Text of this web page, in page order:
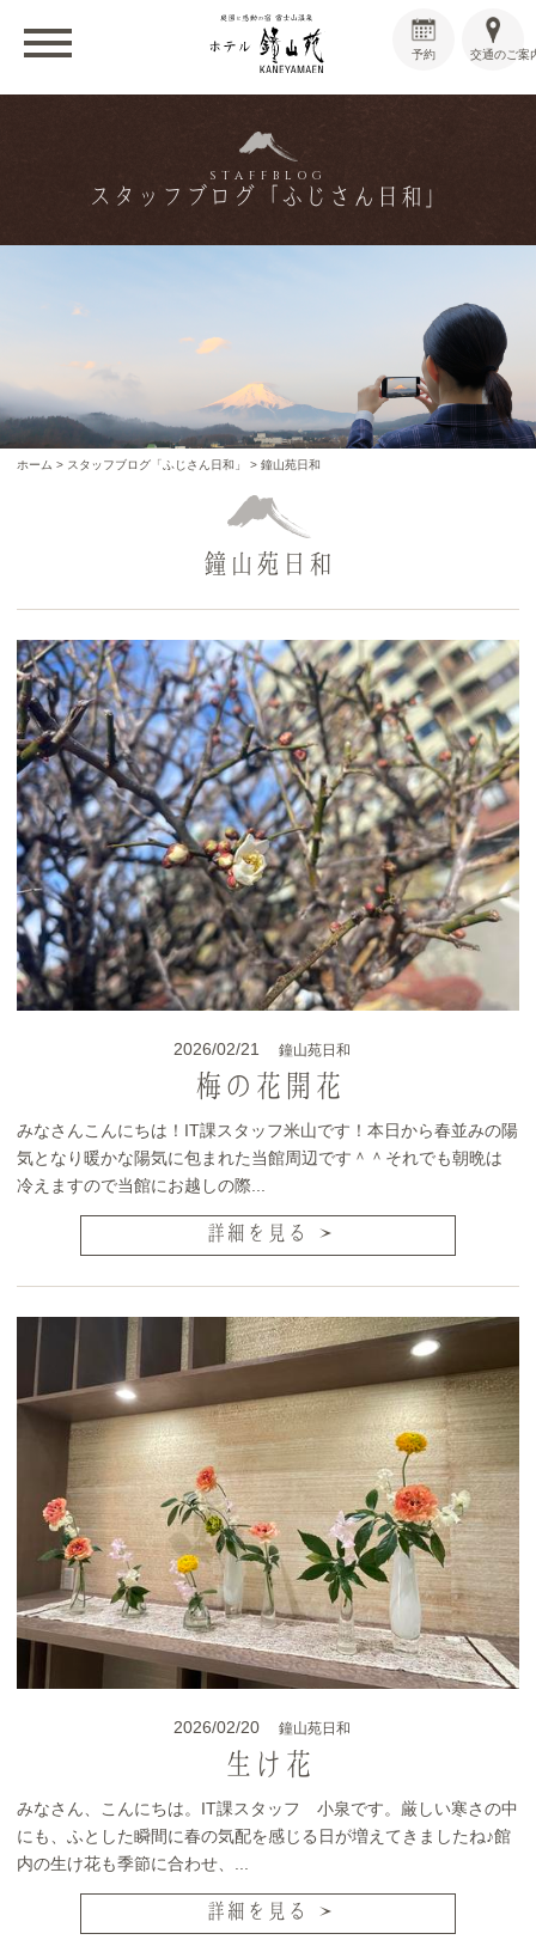
交通のご案
予約
STAFFBLOG
スタッフブログ「ふじさん日和」
ホーム > スタッフブログ「ふじさん日和」 >鐘山苑日和
鐘山苑日和
2026/02/21 鐘山苑日和
梅の花開花
みなさんこんにちは！IT課スタッフ米山です！本日から春並みの陽
気となり暖かな陽気に包まれた当館周辺です＾＾それでも朝晩は
冷えますので当館にお越しの際...
詳細を見る
2026/02/20 鐘山苑日和
生け花
みなさん、こんにちは。IT課スタッフ 小泉です。厳しい寒さの中
にも、ふとした瞬間に春の気配を感じる日が増えてきましたね♪館
内の生け花も季節に合わせ、...
詳細を見る